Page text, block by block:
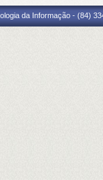
da Informação - (84)